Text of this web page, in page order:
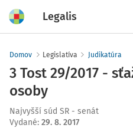
Legalis
Domov Legislatíva Judikatúra
3 Tost 29/2017 -
osoby
Najvyšší súd SR - senát
Vydané: 29. 8. 2017